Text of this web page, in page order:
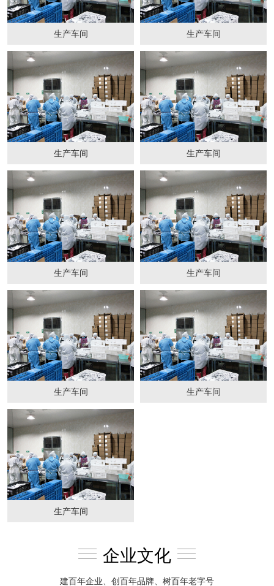
生产车间 生产车间
生产车间 生产车间
生产车间 生产车间
生产车间 生产车间
生产车间
企业文化
建百年企业、创百年品牌、树百年老字号